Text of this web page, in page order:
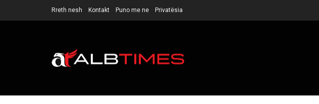
Rreth nesh Kontakt Puno me ne Privatësia